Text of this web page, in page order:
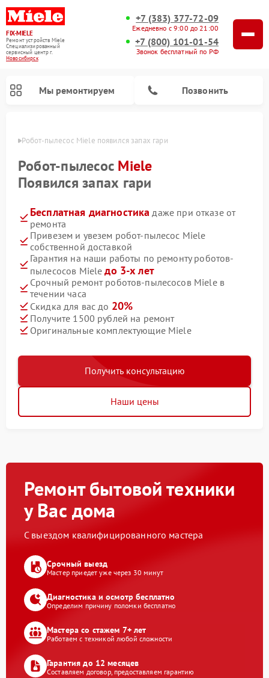
FIX-MIELE
Ремонт устройств Miele
Специализированный
cервисный центр г.
Новосибирск
+7 (383) 377-72-09
Ежедневно с 9:00 до 21:00
+7 (800) 101-01-54
Звонок бесплатный по РФ
Мы ремонтируем Позвонить
Робот-пылесос Miele появился запах гари
Робот-пылесос Miele
Появился запах гари
Бесплатная диагностика даже при отказе от
ремонта
Привезем и увезем робот-пылесос Miele
собственной доставкой
Гарантия на наши работы по ремонту роботов-
пылесосов Mieleдо 3-х лет
Срочный ремонт роботов-пылесосов Miele в
течении часа
Скидка для вас до 20%
Получите 1500 рублей на ремонт
Оригинальные комплектующие Miele
Получить консультацию
Наши цены
Ремонт бытовой техники
у Вас дома
С выездом квалифицированного мастера
Срочный выезд
Мастер приедет уже через 30 минут
Диагностика и осмотр бесплатно
Определим причину поломки бесплатно
Мастера со стажем 7+ лет
Работаем с техникой любой сложности
Гарантия до 12 месяцев
Составляем договор, предоставляем гарантию